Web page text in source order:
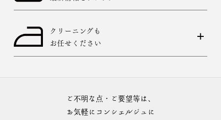
クリーニングも
お任せください
ご不明な点・ご要望等は、
お気軽にコンシェルジュに